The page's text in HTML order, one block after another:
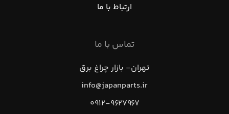
ارتباط با ما
تماس با ما
تهران- بازار چراغ برق
info@japanparts.ir
۰۹۱۲-۹۶۲۷۹۶۷